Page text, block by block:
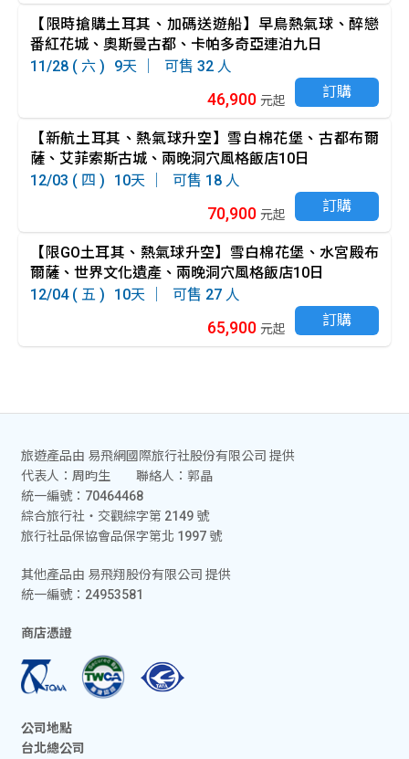
11/28 ( 六 )
【限時搶購土耳其、加碼送遊船】早鳥熱氣球、醉戀
番紅花城、奧斯曼古都、卡帕多奇亞連泊九日
9
32
46,900 元起 訂購
12/03 ( 四 )
【新航土耳其、熱氣球升空】雪白棉花堡、古都布爾
薩、艾菲索斯古城、兩晚洞穴風格飯店10日
10
18
70,900 元起 訂購
12/04 ( 五 )
【限GO土耳其、熱氣球升空】雪白棉花堡、水宮殿布
爾薩、世界文化遺產、兩晚洞穴風格飯店10日
10
27
65,900 元起 訂購
旅遊產品由 易飛網國際旅行社股份有限公司 提供
代表人：周昀生 聯絡人：郭晶
統一編號：70464468
綜合旅行社‧交觀綜字第 2149 號
旅行社品保協會品保字第北 1997 號
其他產品由 易飛翔股份有限公司 提供
統一編號：24953581
商店憑證
公司地點
台北總公司